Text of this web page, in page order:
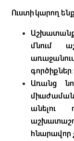
Ուստի կարող
մնում
գործիքներ:
Առանց
անելու
հնարավոր